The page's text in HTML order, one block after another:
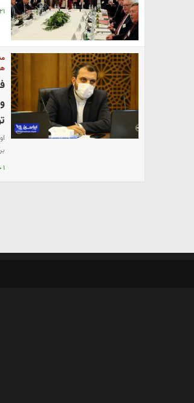
۲۱ تیر ۱۴۰۰
۱ خرداد ۱۴۰۰